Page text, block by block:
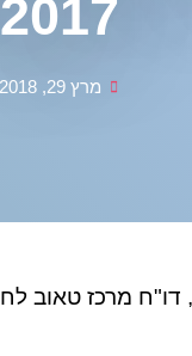
2017
מרץ 29, 2018